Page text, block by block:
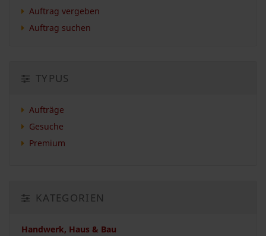
Auftrag vergeben
Auftrag suchen
TYPUS
Aufträge
Gesuche
Premium
KATEGORIEN
Handwerk, Haus & Bau